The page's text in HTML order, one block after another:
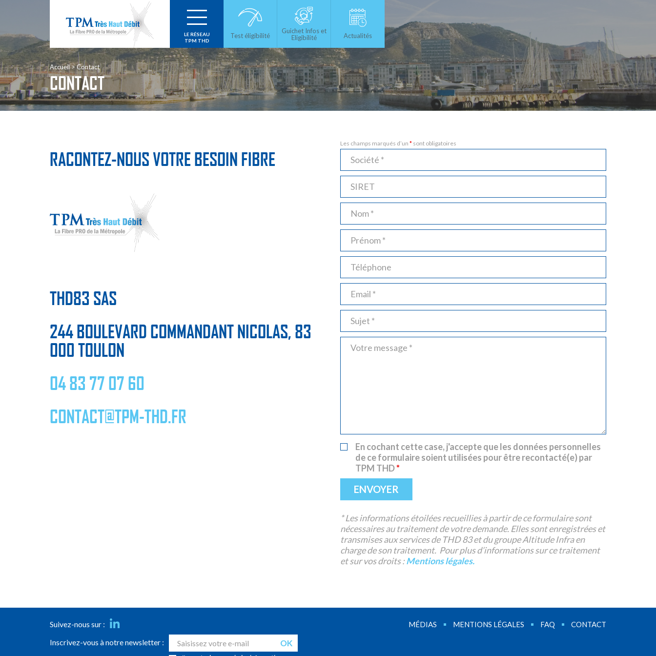
LE RÉSEAU
TPM THD
Test éligibilité
Guichet Infos et
Eligibilité
Actualités
Accueil Contact
CONTACT
RACONTEZ-NOUS VOTRE BESOIN FIBRE
THD83 SAS
244 BOULEVARD COMMANDANT NICOLAS, 83
000 TOULON
04 83 77 07 60
CONTACT@TPM-THD.FR
Les champs marqués d’un * sont obligatoires
En cochant cette case, j'accepte que les données personnelles
de ce formulaire soient utilisées pour être recontacté(e) par
TPM THD*
* Les informations étoilées recueillies à partir de ce formulaire sont
nécessaires au traitement de votre demande. Elles sont enregistrées et
transmises aux services de THD 83 et du groupe Altitude Infra en
charge de son traitement. Pour plus d’informations sur ce traitement
et sur vos droits :Mentions légales.
Suivez-nous sur : MÉDIAS MENTIONS LÉGALES FAQ CONTACT
Inscrivez-vous à notre newsletter :